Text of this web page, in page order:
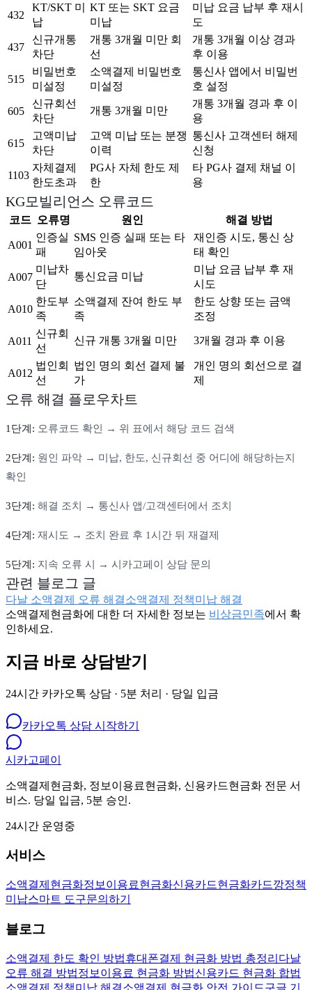
432
KT/SKT 미
납
KT 또는 SKT 요금
미납
미납 요금 납부 후 재시
도
437
신규개통
차단
개통 3개월 미만 회
선
개통 3개월 이상 경과
후 이용
515
비밀번호
미설정
소액결제 비밀번호
미설정
통신사 앱에서 비밀번
호 설정
605
신규회선
차단
개통 3개월 미만
개통 3개월 경과 후 이
용
615
고액미납
차단
고액 미납 또는 분쟁
이력
통신사 고객센터 해제
신청
1103
자체결제
한도초과
PG사 자체 한도 제
한
타 PG사 결제 채널 이
용
KG모빌리언스 오류코드
코드 오류명 원인 해결 방법
A001
인증실
패
SMS 인증 실패 또는 타
임아웃
재인증 시도, 통신 상
태 확인
A007
미납차
단
통신요금 미납
미납 요금 납부 후 재
시도
A010
한도부
족
소액결제 잔여 한도 부
족
한도 상향 또는 금액
조정
A011
신규회
선
신규 개통 3개월 미만 3개월 경과 후 이용
A012
법인회
선
법인 명의 회선 결제 불
가
개인 명의 회선으로 결
제
오류 해결 플로우차트
1단계: 오류코드 확인 → 위 표에서 해당 코드 검색
2단계: 원인 파악 → 미납, 한도, 신규회선 중 어디에 해당하는지
확인
3단계: 해결 조치 → 통신사 앱/고객센터에서 조치
4단계: 재시도 → 조치 완료 후 1시간 뒤 재결제
5단계: 지속 오류 시 → 시카고페이 상담 문의
관련 블로그 글
다날 소액결제 오류 해결소액결제 정책미납 해결
소액결제현금화에 대한 더 자세한 정보는 비상금민족에서 확
인하세요.
지금 바로 상담받기
24시간 카카오톡 상담 · 5분 처리 · 당일 입금
카카오톡 상담 시작하기
시카고페이
소액결제현금화, 정보이용료현금화, 신용카드현금화 전문 서
비스. 당일 입금, 5분 승인.
24시간 운영중
서비스
소액결제현금화정보이용료현금화신용카드현금화카드깡정책
미납스마트 도구문의하기
블로그
소액결제 한도 확인 방법휴대폰결제 현금화 방법 총정리 다날
오류 해결 방법정보이용료 현금화 방법신용카드 현금화 합법
소액결제 정책미납 해결소액결제 현금화 안전 가이드구글 기